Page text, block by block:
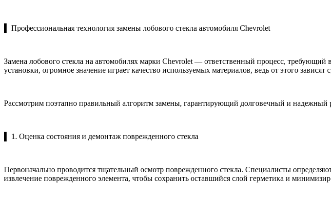
▌ Профессиональная технология замены лобового стекла автомобиля Chevrolet
Замена лобового стекла на автомобилях марки Chevrolet — ответственный процесс,
установки, огромное значение играет качество используемых материалов, ведь от этого
Рассмотрим поэтапно правильный алгоритм замены, гарантирующий долговечный и надежный
▌ 1. Оценка состояния и демонтаж поврежденного стекла
Первоначально проводится тщательный осмотр поврежденного стекла. Специалисты
извлечение поврежденного элемента, чтобы сохранить оставшийся слой герметика и